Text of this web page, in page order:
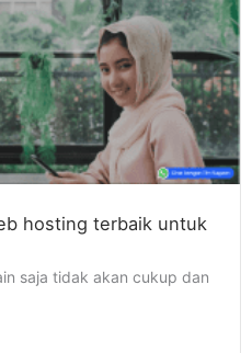
hosting terbaik untuk
saja tidak akan cukup dan